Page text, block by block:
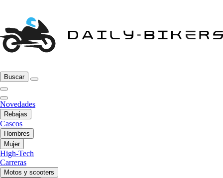
Buscar
Novedades
Rebajas
Cascos
Hombres
Mujer
High-Tech
Carreras
Motos y scooters